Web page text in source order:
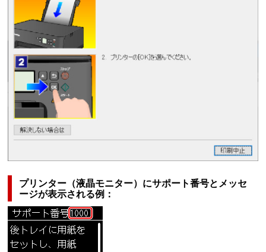
プリンター（液晶モニター）にサポート番号とメッセ
ージが表示される例：